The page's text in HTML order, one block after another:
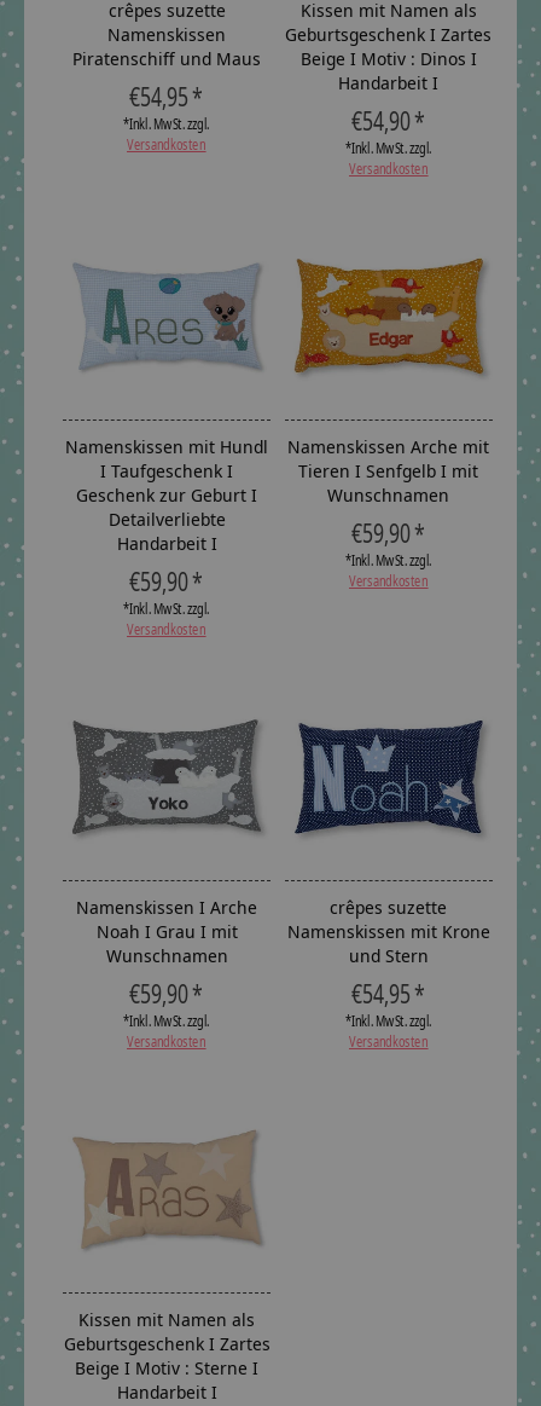
crêpes suzette
Namenskissen
Piratenschiff und Maus
€54,95 *
*Inkl. MwSt. zzgl.
Versandkosten
Kissen mit Namen als
Geburtsgeschenk I Zartes
Beige I Motiv : Dinos I
Handarbeit I
€54,90 *
*Inkl. MwSt. zzgl.
Versandkosten
Namenskissen mit Hundl
I Taufgeschenk I
Geschenk zur Geburt I
Detailverliebte
Handarbeit I
€59,90 *
*Inkl. MwSt. zzgl.
Versandkosten
Namenskissen Arche mit
Tieren I Senfgelb I mit
Wunschnamen
€59,90 *
*Inkl. MwSt. zzgl.
Versandkosten
Namenskissen I Arche
Noah I Grau I mit
Wunschnamen
€59,90 *
*Inkl. MwSt. zzgl.
Versandkosten
crêpes suzette
Namenskissen mit Krone
und Stern
€54,95 *
*Inkl. MwSt. zzgl.
Versandkosten
Kissen mit Namen als
Geburtsgeschenk I Zartes
Beige I Motiv : Sterne I
Handarbeit I